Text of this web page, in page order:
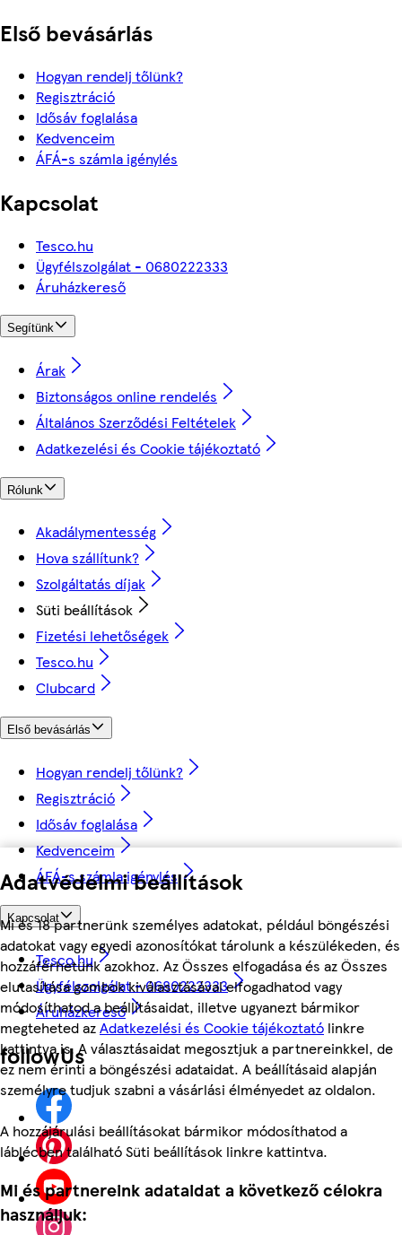
Adatvédelmi beállítások
Mi és 18 partnerünk személyes adatokat, például böngészési
adatokat vagy egyedi azonosítókat tárolunk a készülékeden, és
hozzáférhetünk azokhoz. Az Összes elfogadása és az Összes
elutasítása gombok kiválasztásával elfogadhatod vagy
módosíthatod a beállításaidat, illetve ugyanezt bármikor
megteheted azAdatkezelési és Cookie tájékoztató linkre
kattintva is. A választásaidat megosztjuk a partnereinkkel, de
ez nem érinti a böngészési adataidat. A beállításaid alapján
személyre tudjuk szabni a vásárlási élményedet az oldalon.
A hozzájárulási beállításokat bármikor módosíthatod a
láblécben található Süti beállítások linkre kattintva.
Mi és partnereink adataidat a következő célokra
használjuk:
Első bevásárlás
Hogyan rendelj tőlünk?
Regisztráció
Idősáv foglalása
Kedvenceim
ÁFÁ-s számla igénylés
Kapcsolat
Tesco.hu
Ügyfélszolgálat - 0680222333
Áruházkereső
Segítünk
Árak
Biztonságos online rendelés
Általános Szerződési Feltételek
Adatkezelési és Cookie tájékoztató
Rólunk
Akadálymentesség
Hova szállítunk?
Szolgáltatás díjak
Süti beállítások
Fizetési lehetőségek
Tesco.hu
Clubcard
Első bevásárlás
Hogyan rendelj tőlünk?
Regisztráció
Idősáv foglalása
Kedvenceim
ÁFÁ-s számla igénylés
Kapcsolat
Tesco.hu
Ügyfélszolgálat - 0680222333
Áruházkereső
followUs